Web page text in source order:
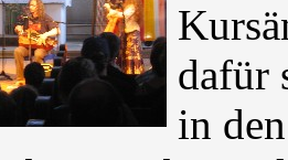
dafür
in